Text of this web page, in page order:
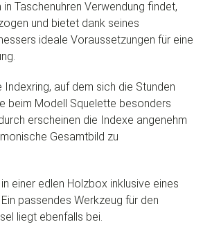
Taschenuhren Verwendung findet,
und bietet dank seines
ideale Voraussetzungen für eine
auf dem sich die Stunden
beim Modell Squelette besonders
erscheinen die Indexe angenehm
Gesamtbild zu
einer edlen Holzbox inklusive eines
passendes Werkzeug für den
liegt ebenfalls bei.